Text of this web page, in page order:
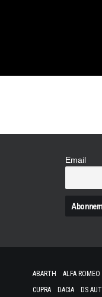
Email
ABARTH ALFA ROMEO
CUPRA
DACIA DS